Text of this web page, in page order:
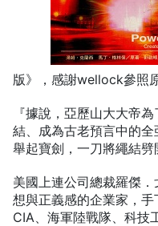
版》，感謝wellock參照
『據說，亞歷山大大帝
結、成為古老預言中的
舉起寶劍，一刀將繩結劈
美國上連公司總裁羅傑
想與正義感的企業家，
CIA、海軍陸戰隊、科技